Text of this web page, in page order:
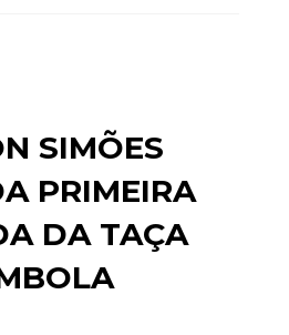
SIMÕES
PRIMEIRA
DA TAÇA